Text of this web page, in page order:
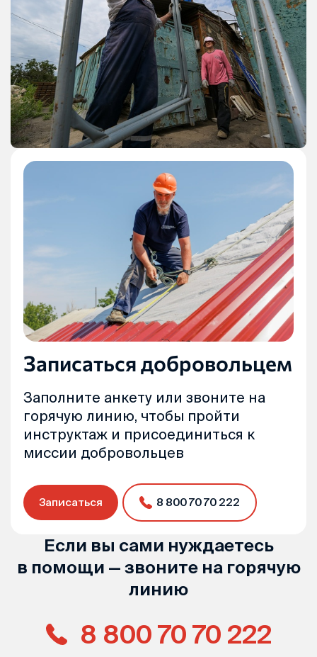
Записаться добровольцем
Заполните анкету или звоните на
горячую линию, чтобы пройти
инструктаж и присоединиться к
миссии добровольцев
Записаться 8 800 70 70 222
Если вы сами нуждаетесь
в помощи — звоните на горячую
линию
8 800 70 70 222